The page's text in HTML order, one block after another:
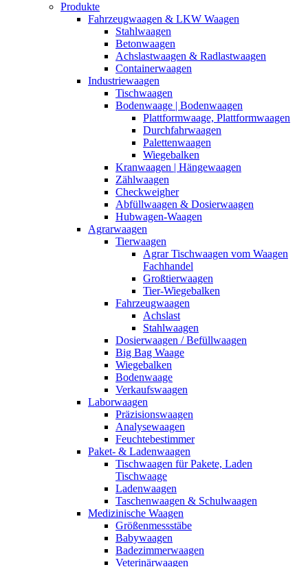
Produkte
Fahrzeugwaagen & LKW Waagen
Stahlwaagen
Betonwaagen
Achslastwaagen & Radlastwaagen
Containerwaagen
Industriewaagen
Tischwaagen
Bodenwaage | Bodenwaagen
Plattformwaage, Plattformwaagen
Durchfahrwaagen
Palettenwaagen
Wiegebalken
Kranwaagen | Hängewaagen
Zählwaagen
Checkweigher
Abfüllwaagen & Dosierwaagen
Hubwagen-Waagen
Agrarwaagen
Tierwaagen
Agrar Tischwaagen vom Waagen
Fachhandel
Großtierwaagen
Tier-Wiegebalken
Fahrzeugwaagen
Achslast
Stahlwaagen
Dosierwaagen / Befüllwaagen
Big Bag Waage
Wiegebalken
Bodenwaage
Verkaufswaagen
Laborwaagen
Präzisionswaagen
Analysewaagen
Feuchtebestimmer
Paket- & Ladenwaagen
Tischwaagen für Pakete, Laden
Tischwaage
Ladenwaagen
Taschenwaagen & Schulwaagen
Medizinische Waagen
Größenmessstäbe
Babywaagen
Badezimmerwaagen
Veterinärwaagen